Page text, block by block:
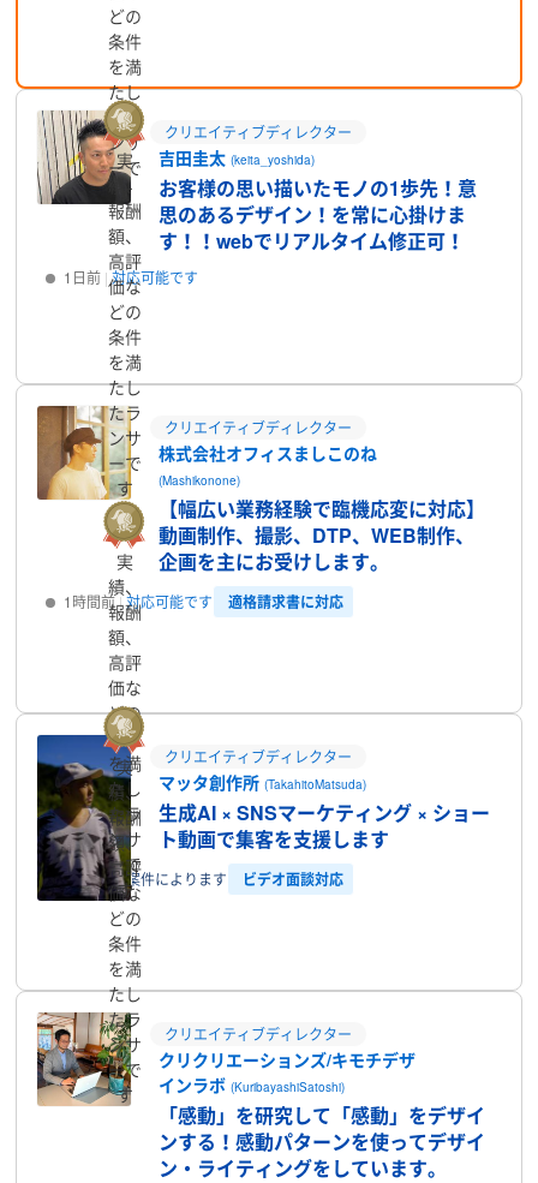
どの
条件
を満
たし
たラ
ンサ
ーで
す
クリエイティブディレクター
吉田圭太(keita_yoshida)
お客様の思い描いたモノの1歩先！意
思のあるデザイン！を常に心掛けま
す！！webでリアルタイム修正可！
1日前 対応可能です
実
績、
報酬
額、
高評
価な
どの
条件
を満
たし
たラ
ンサ
ーで
す
クリエイティブディレクター
株式会社オフィスましこのね
(Mashikonone)
【幅広い業務経験で臨機応変に対応】
動画制作、撮影、DTP、WEB制作、
企画を主にお受けします。
1時間前 対応可能です 適格請求書に対応
実
績、
報酬
額、
高評
価な
どの
条件
を満
たし
たラ
ンサ
ーで
す
クリエイティブディレクター
マッタ創作所(TakahitoMatsuda)
生成AI × SNSマーケティング × ショー
ト動画で集客を支援します
3時間前 案件によります ビデオ面談対応
実
績、
報酬
額、
高評
価な
どの
条件
を満
たし
たラ
ンサ
ーで
す
クリエイティブディレクター
クリクリエーションズ/キモチデザ
インラボ(KuribayashiSatoshi)
「感動」を研究して「感動」をデザイ
ンする！感動パターンを使ってデザイ
ン・ライティングをしています。